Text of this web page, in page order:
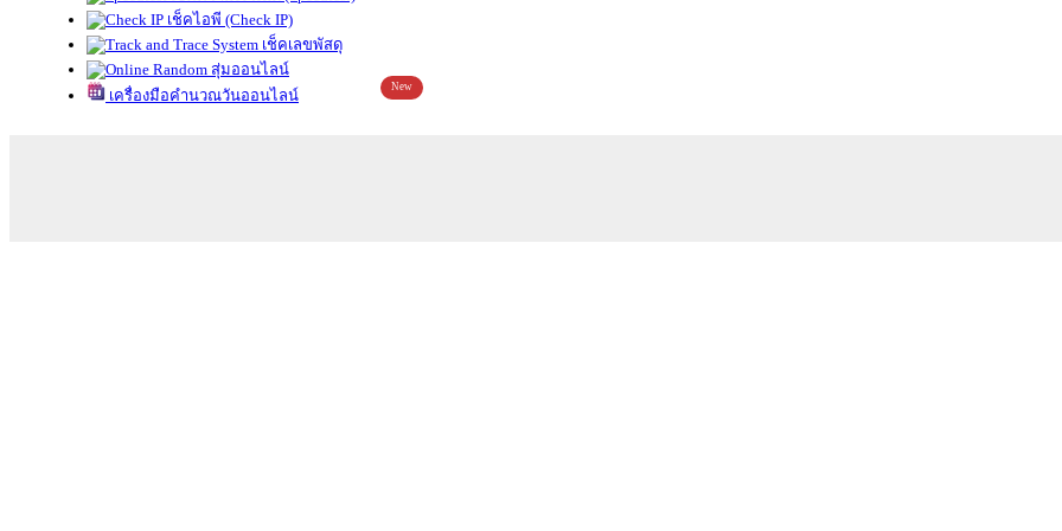
เช็คไอพี (Check IP)
เช็คเลขพัสดุ
สุ่มออนไลน์
เครื่องมือคำนวณวันออนไลน์
New